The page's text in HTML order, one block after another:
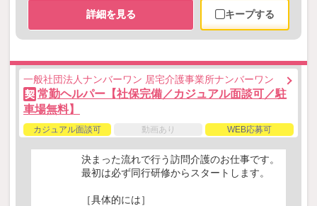
詳細を見る キープする
一般社団法人ナンバーワン 居宅介護事業所ナンバーワン
契 常勤ヘルパー【社保完備／カジュアル面談可／駐
車場無料】
カジュアル面談可 動画あり WEB応募可
決まった流れで行う訪問介護のお仕事です。
最初は必ず同行研修からスタートします。
［具体的には］